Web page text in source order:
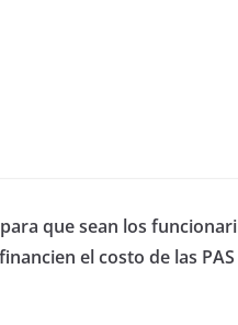
que sean los funcionari
el costo de las PAS